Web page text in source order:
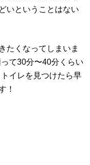
いということはない
たくなってしまいま
て30分〜40分くらい
イレを見つけたら早
！